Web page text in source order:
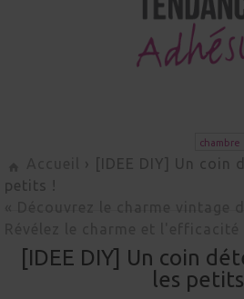
› [IDEE DIY] Un coin
petits !
[IDEE DIY] Un coin
les
chambre